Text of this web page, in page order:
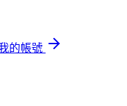
的帳號